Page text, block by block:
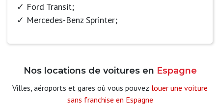
Ford Transit;
Mercedes-Benz Sprinter;
Nos locations de voitures en Espagne
Villes, aéroports et gares où vous pouvez louer une voiture
sans franchise en Espagne